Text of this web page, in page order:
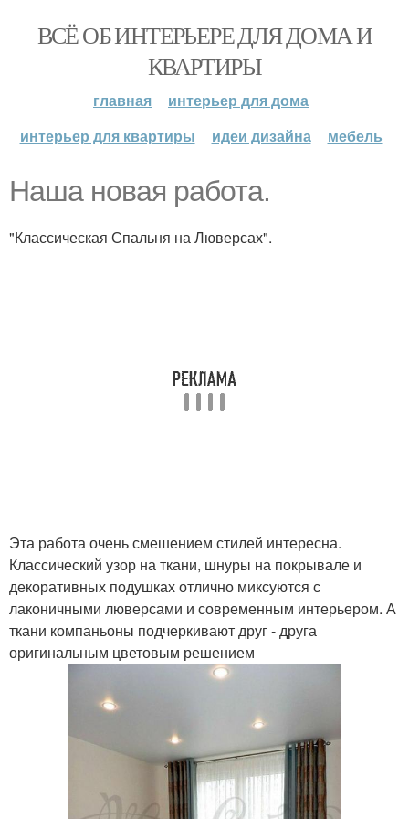
ВСЁ ОБ ИНТЕРЬЕРЕ ДЛЯ ДОМА И
КВАРТИРЫ
главная
интерьер для дома
интерьер для квартиры
идеи дизайна мебель
Наша новая работа.
"Классическая Спальня на Люверсах".
Эта работа очень смешением стилей интересна.
Классический узор на ткани, шнуры на покрывале и
декоративных подушках отлично миксуются с
лаконичными люверсами и современным интерьером. А
ткани компаньоны подчеркивают друг - друга
оригинальным цветовым решением